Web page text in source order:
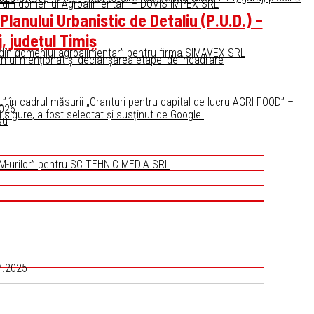
a fost selectat și susținut de Google.
menționat și declanșarea etapei de încadrare
domeniul Agroalimentar” – DOVIS IMPEX SRL
domeniul agroalimentar” pentru firma SIMAVEX SRL
în cadrul măsurii „Granturi pentru capital de lucru AGRI-FOOD” –
pentru SC TEHNIC MEDIA SRL
Urbanistic de Detaliu (P.U.D.) –
județul Timiș